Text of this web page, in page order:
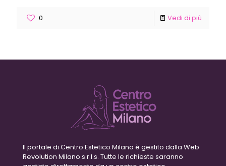
0 Vedi di più
Il portale di Centro Estetico Milano è gestito dalla Web
Revolution Milano s.r.l.s. Tutte le richieste saranno